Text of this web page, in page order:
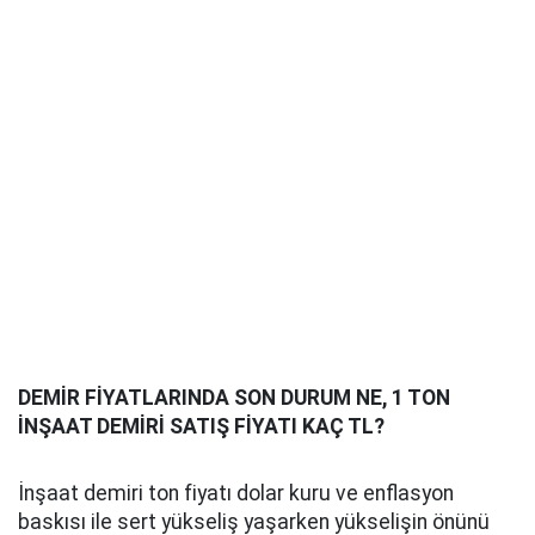
DEMİR FİYATLARINDA SON DURUM NE, 1 TON
İNŞAAT DEMİRİ SATIŞ FİYATI KAÇ TL?
İnşaat demiri ton fiyatı dolar kuru ve enflasyon
baskısı ile sert yükseliş yaşarken yükselişin önünü